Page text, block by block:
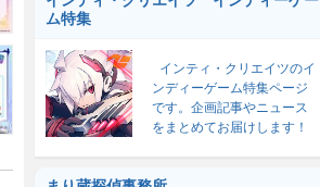
ム特集
インティ・クリエイツのイ
ンディーゲーム特集ページ
です。企画記事やニュース
をまとめてお届けします！